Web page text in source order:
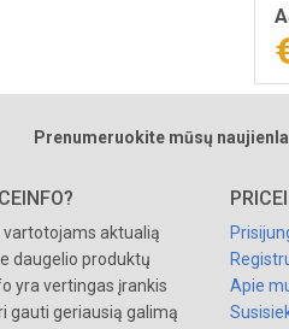
Prenumeruokite mūsų
vartotojams aktualią
daugelio produktų
yra vertingas įrankis
gauti geriausią galimą
Apie